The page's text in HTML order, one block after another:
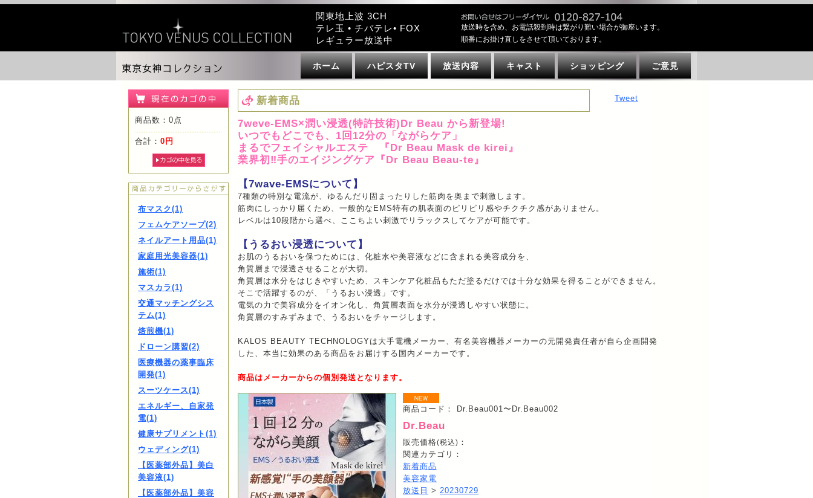
関東地上波 3CH
テレ玉 • チバテレ• FOX
レギュラー放送中
放送時を含め、お電話殺到時は繋がり難い場合が御座います。
順番にお掛け直しをさせて頂いております。
ホーム ハピスタTV 放送内容 キャスト ショッピング ご意見
商品数：0点
合計： 0円
布マスク(1)
フェムケアソープ(2)
ネイルアート用品(1)
家庭用光美容器(1)
施術(1)
マスカラ(1)
交通マッチングシス
テム(1)
焙煎機(1)
ドローン講習(2)
医療機器の薬事臨床
開発(1)
スーツケース(1)
エネルギー、自家発
電(1)
健康サプリメント(1)
ウェディング(1)
【医薬部外品】美白
美容液(1)
【医薬部外品】美容
新着商品
7weve-EMS×潤い浸透(特許技術)Dr Beau から新登場!
いつでもどこでも、1回12分の「ながらケア」
まるでフェイシャルエステ 『Dr Beau Mask de kirei』
業界初‼手のエイジングケア『Dr Beau Beau-te』
【7wave-EMSについて】
7種類の特別な電流が、ゆるんだり固まったりした筋肉を奥まで刺激します。
筋肉にしっかり届くため、一般的なEMS特有の肌表面のピリピリ感やチクチク感がありません。
レベルは10段階から選べ、ここちよい刺激でリラックスしてケアが可能です。
【うるおい浸透について】
お肌のうるおいを保つためには、化粧水や美容液などに含まれる美容成分を、
角質層まで浸透させることが大切。
角質層は水分をはじきやすいため、スキンケア化粧品もただ塗るだけでは十分な効果を得ることができません。
そこで活躍するのが、「うるおい浸透」です。
電気の力で美容成分をイオン化し、角質層表面を水分が浸透しやすい状態に。
角質層のすみずみまで、うるおいをチャージします。
KALOS BEAUTY TECHNOLOGYは大手電機メーカー、有名美容機器メーカーの元開発責任者が自ら企画開発
した、本当に効果のある商品をお届けする国内メーカーです。
商品はメーカーからの個別発送となります。
商品コード： Dr.Beau001〜Dr.Beau002
Dr.Beau
販売価格(税込) ：
関連カテゴリ：
新着商品
美容家電
放送日 > 20230729
Tweet